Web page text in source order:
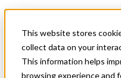
This website stores
collect data on your
This information helps
browsing experience and
News & Events
Get Started
Menu